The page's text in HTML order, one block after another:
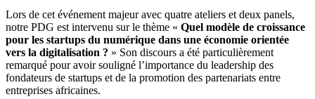
Lors de cet événement majeur avec quatre ateliers et deux panels,
notre PDG est intervenu sur le thème « Quel modèle de croissance
pour les startups du numérique dans une économie orientée
vers la digitalisation ? » Son discours a été particulièrement
remarqué pour avoir souligné l’importance du leadership des
fondateurs de startups et de la promotion des partenariats entre
entreprises africaines.